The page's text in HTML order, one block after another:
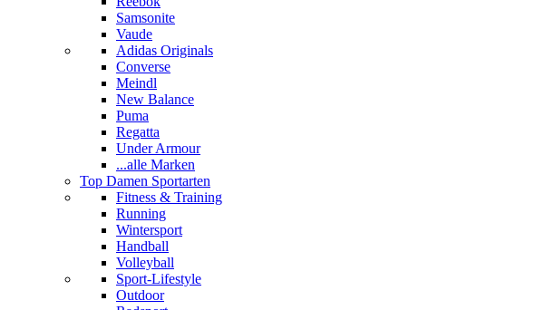
Samsonite
Vaude
Adidas Originals
Converse
Meindl
New Balance
Puma
Regatta
Under Armour
...alle Marken
Top Damen Sportarten
Fitness & Training
Running
Wintersport
Handball
Volleyball
Sport-Lifestyle
Outdoor